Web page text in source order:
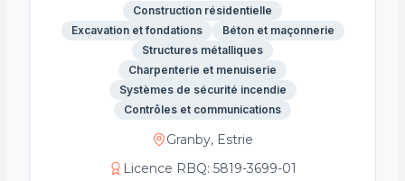
Construction résidentielle
Excavation et fondations
Béton et maçonnerie
Structures métalliques
Charpenterie et menuiserie
Systèmes de sécurité incendie
Contrôles et communications
Granby, Estrie
Licence RBQ: 5819-3699-01